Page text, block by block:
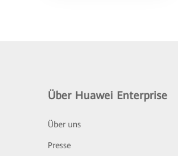
Über Huawei Enterprise
Über uns
Presse